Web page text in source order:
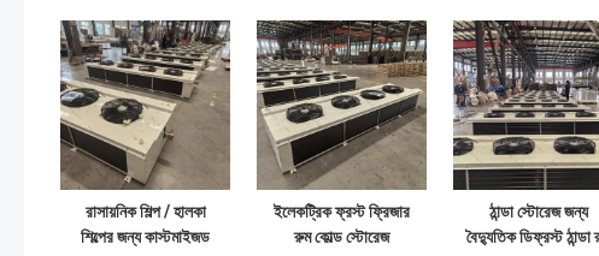
রাসায়নিক শিল্প / হালকা
শিল্পের জন্য কাস্টমাইজড
ইলেকট্রিক ফ্রস্ট ফ্রিজার
রুম কোল্ড স্টোরেজ
ঠান্ডা স্টোরেজ জন্য
বৈদ্যুতিক ডিফ্রস্ট ঠান্ডা